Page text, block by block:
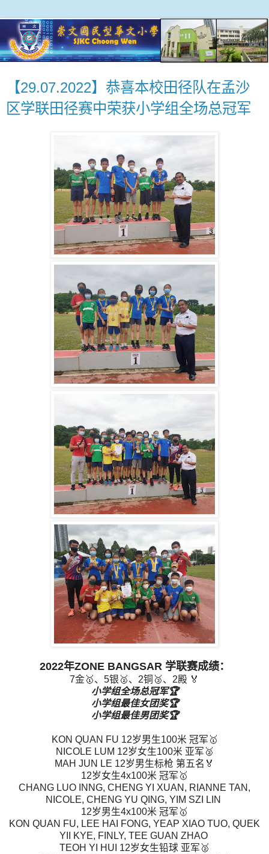
【29.07.2022】恭喜本校田径队在孟沙
区学联田径赛中荣获小学组全场总冠军
2022年ZONE BANGSAR 学联赛成绩：
7金🥇、5银🥈、2铜🥉、2殿 🏅
小学组全场总冠军🏆
小学组最佳女团奖🏆
小学组最佳男团奖🏆
KON QUAN FU 12岁男生100米 冠军🥇
NICOLE LUM 12岁女生100米 亚军🥈
MAH JUN LE 12岁男生标枪 第五名🏅
12岁女生4x100米 冠军🥇
CHANG LUO INNG, CHENG YI XUAN, RIANNE TAN,
NICOLE, CHENG YU QING, YIM SZI LIN
12岁男生4x100米 冠军🥇
KON QUAN FU, LEE HAI FONG, YEAP XIAO TUO, QUEK
YII KYE, FINLY, TEE GUAN ZHAO
TEOH YI HUI 12岁女生铅球 亚军🥈